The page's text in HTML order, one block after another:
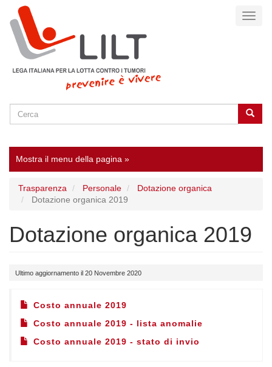
contenuto
principale
SEARCH Cerca
Mostra il menu della pagina »
Trasparenza Personale
Dotazione organica
Dotazione organica 2019
Dotazione organica 2019
Ultimo aggiornamento il 20 Novembre 2020
Costo annuale 2019
Costo annuale 2019 - lista anomalie
Costo annuale 2019 - stato di invio